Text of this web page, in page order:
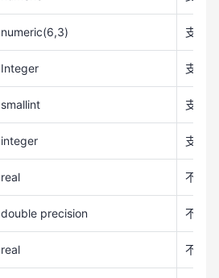
numeric(6,3) 支持
Integer 支持
smallint 支持
integer 支持
real 不支
double precision 不支
real 不支